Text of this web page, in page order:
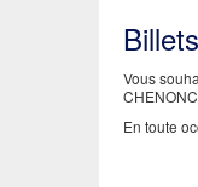
Vous
En toute